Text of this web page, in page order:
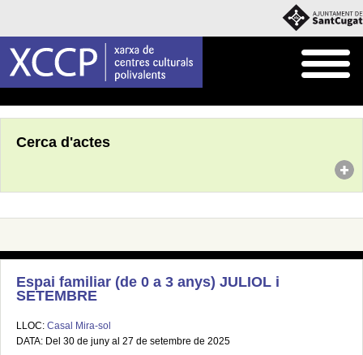
Cerca d'actes
Espai familiar (de 0 a 3 anys) JULIOL i
SETEMBRE
LLOC: Casal Mira-sol
DATA: Del 30 de juny al 27 de setembre de 2025